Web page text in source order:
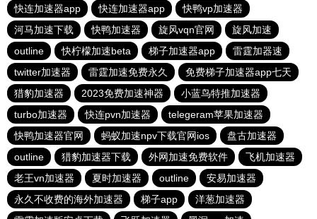
快连加速器app
快连加速器app
快鸭vp加速器
河马加速下载
快鸭加速器 旋风vqn官网
旋风加速
outline
快柠檬加速beta 梯子加速器app
雷霆加器速
twitter加速器
雷霆加速免费永久
免费梯子加速器app七天
猎豹加速器
2023免费加速神器
小蓝鸟特推加速器
turbo加速器
快连pvn加速器
telegeram苹果加速器
快鸭加速器官网
蚂蚁加速npv下载官网ios
盘古加速器
outline
猎豹加速器下载 外网加速免费软件
飞机加速器
老王vn加速器
夏时加速器 outline
安易加速器
永久不收费的海外加速器
梯子app
洋葱加速器